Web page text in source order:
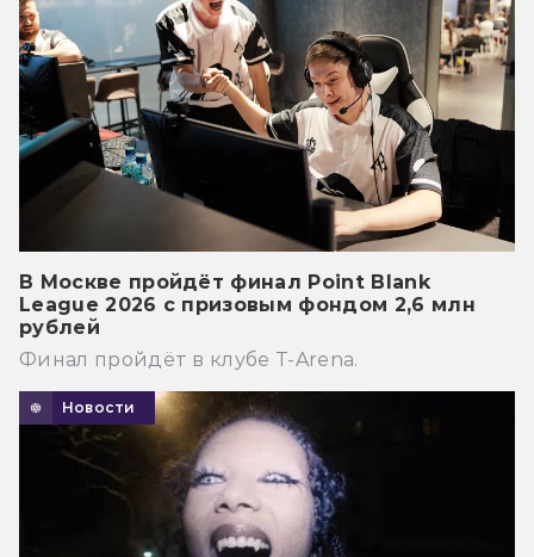
В Москве пройдёт финал Point Blank
League 2026 с призовым фондом 2,6 млн
рублей
Финал пройдёт в клубе T-Arena.
Новости